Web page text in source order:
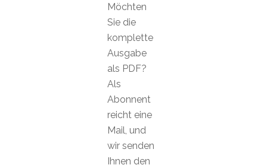
Möchten
Sie die
komplette
Ausgabe
als PDF?
Als
Abonnent
reicht eine
Mail, und
wir senden
Ihnen den